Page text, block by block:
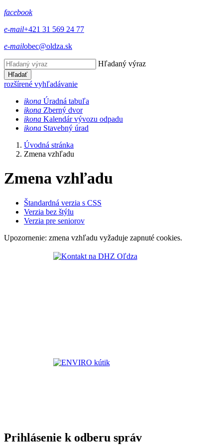
facebook
e-mail+421 31 569 24 77
e-mailobec@oldza.sk
Hľadaný výraz
Hľadať
rozšírené vyhľadávanie
ikona Úradná tabuľa
ikona Zberný dvor
ikona Kalendár vývozu odpadu
ikona Stavebný úrad
Úvodná stránka
Zmena vzhľadu
Zmena vzhľadu
Štandardná verzia s CSS
Verzia bez štýlu
Verzia pre seniorov
Upozornenie: zmena vzhľadu vyžaduje zapnuté cookies.
Prihlásenie k odberu správ